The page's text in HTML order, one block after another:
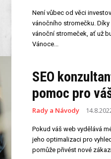
Není vůbec od věci
vánočního stromečku.
vánoční stromeček, ať už
Vánoce...
SEO
pomoc pro
Rady a Návody
Pokud váš web vydělává
jeho optimalizaci pro
pomůže přivést nové